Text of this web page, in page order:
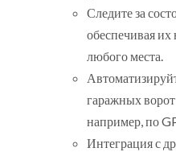
Следите за
обеспечивая
любого места.
гаражных
например, по
Интеграция с